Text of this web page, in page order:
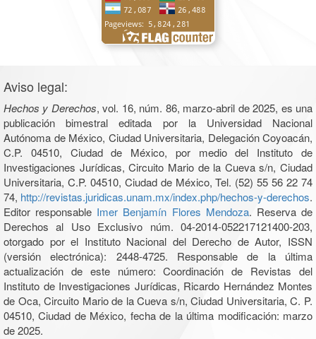
Aviso legal:
Hechos y Derechos, vol. 16, núm. 86, marzo-abril de 2025, es una
publicación bimestral editada por la Universidad Nacional
Autónoma de México, Ciudad Universitaria, Delegación Coyoacán,
C.P. 04510, Ciudad de México, por medio del Instituto de
Investigaciones Jurídicas, Circuito Mario de la Cueva s/n, Ciudad
Universitaria, C.P. 04510, Ciudad de México, Tel. (52) 55 56 22 74
74, http://revistas.juridicas.unam.mx/index.php/hechos-y-derechos.
Editor responsable Imer Benjamín Flores Mendoza. Reserva de
Derechos al Uso Exclusivo núm. 04-2014-052217121400-203,
otorgado por el Instituto Nacional del Derecho de Autor, ISSN
(versión electrónica): 2448-4725. Responsable de la última
actualización de este número: Coordinación de Revistas del
Instituto de Investigaciones Jurídicas, Ricardo Hernández Montes
de Oca, Circuito Mario de la Cueva s/n, Ciudad Universitaria, C. P.
04510, Ciudad de México, fecha de la última modificación: marzo
de 2025.